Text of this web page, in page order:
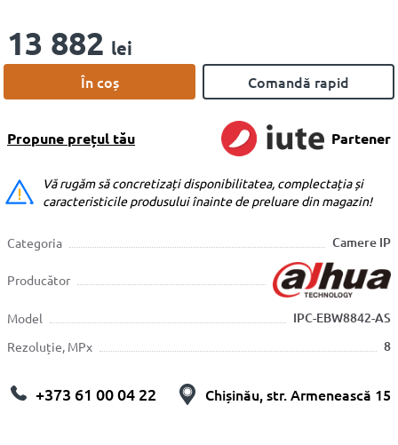
13 882 lei
În coș Comandă rapid
Propune prețul tău Partener
Vă rugăm să concretizați disponibilitatea, complectația și
caracteristicile produsului înainte de preluare din magazin!
Categoria Camere IP
Producător
Model IPC-EBW8842-AS
Rezoluție, MPx 8
+373 61 00 04 22 Chișinău, str. Armenească 15